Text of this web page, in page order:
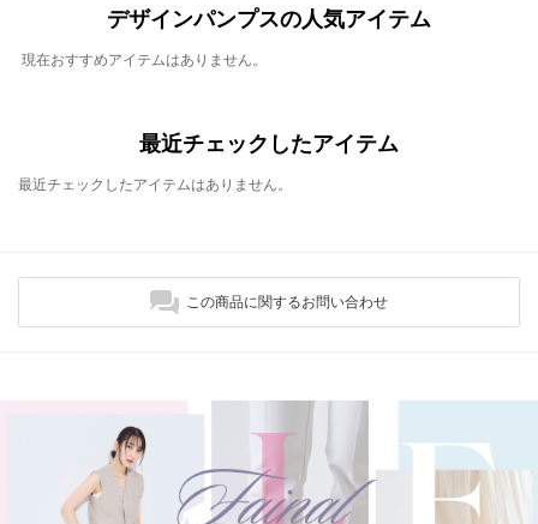
デザインパンプスの人気アイテム
現在おすすめアイテムはありません。
最近チェックしたアイテム
最近チェックしたアイテムはありません。
この商品に関するお問い合わせ